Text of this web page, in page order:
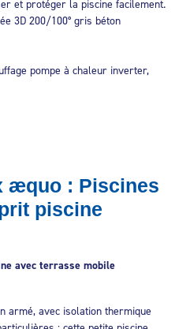
et protéger la piscine facilement.
3D 200/100° gris béton
pompe à chaleur inverter,
æquo : Piscines
piscine
avec terrasse mobile
armé, avec isolation thermique